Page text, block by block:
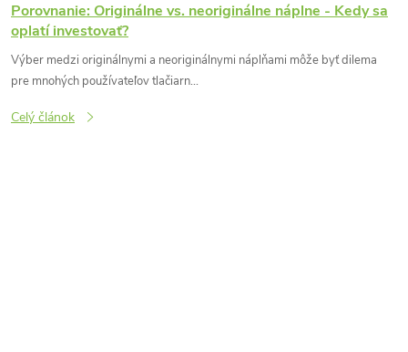
Porovnanie: Originálne vs. neoriginálne náplne - Kedy sa
oplatí investovať?
Výber medzi originálnymi a neoriginálnymi náplňami môže byť dilema
pre mnohých používateľov tlačiarn...
Celý článok